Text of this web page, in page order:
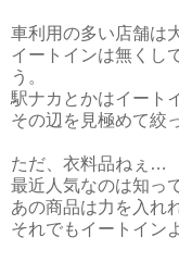
車利用の多い店舗は
イートインは無くし
う。
駅ナカとかはイート
その辺を見極めて絞
ただ、衣料品ねぇ…
最近人気なのは知っ
あの商品は力を入れ
それでもイートイン